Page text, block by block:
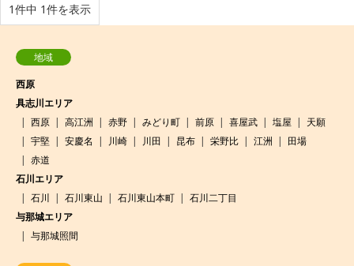
1件中 1件を表示
地域
西原
具志川エリア
西原
高江洲 赤野 みどり町 前原 喜屋武 塩屋
天願
宇堅
安慶名 川崎 川田 昆布 栄野比 江洲
田場
赤道
石川エリア
石川
石川東山 石川東山本町
石川二丁目
与那城エリア
与那城照間